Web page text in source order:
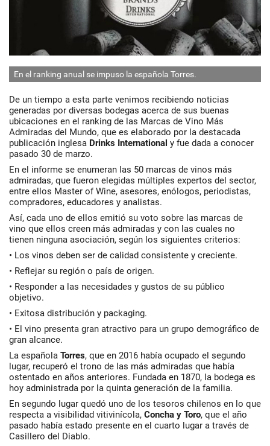
En el ranking anual se impuso la española Torres.
De un tiempo a esta parte venimos recibiendo noticias
generadas por diversas bodegas acerca de sus buenas
ubicaciones en el ranking de las Marcas de Vino Más
Admiradas del Mundo, que es elaborado por la destacada
publicación inglesa Drinks International y fue dada a conocer
pasado 30 de marzo.
En el informe se enumeran las 50 marcas de vinos más
admiradas, que fueron elegidas múltiples expertos del sector,
entre ellos Master of Wine, asesores, enólogos, periodistas,
compradores, educadores y analistas.
Así, cada uno de ellos emitió su voto sobre las marcas de
vino que ellos creen más admiradas y con las cuales no
tienen ninguna asociación, según los siguientes criterios:
• Los vinos deben ser de calidad consistente y creciente.
• Reflejar su región o país de origen.
• Responder a las necesidades y gustos de su público
objetivo.
• Exitosa distribución y packaging.
• El vino presenta gran atractivo para un grupo demográfico de
gran alcance.
La española Torres, que en 2016 había ocupado el segundo
lugar, recuperó el trono de las más admiradas que había
ostentado en años anteriores. Fundada en 1870, la bodega es
hoy administrada por la quinta generación de la familia.
En segundo lugar quedó uno de los tesoros chilenos en lo que
respecta a visibilidad vitivinícola, Concha y Toro, que el año
pasado había estado presente en el cuarto lugar a través de
Casillero del Diablo.